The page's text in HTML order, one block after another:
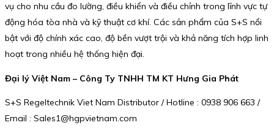
vụ cho nhu cầu đo lường, điều khiển và điều chỉnh trong lĩnh vực tự
động hóa tòa nhà và kỹ thuật cơ khí. Các sản phẩm của S+S nổi
bật với độ chính xác cao, độ bền vượt trội và khả năng tích hợp linh
hoạt trong nhiều hệ thống hiện đại.
Đại lý Việt Nam – Công Ty TNHH TM KT Hưng Gia Phát
S+S Regeltechnik Viet Nam Distributor / Hotline : 0938 906 663 /
Email : Sales1@hgpvietnam.com